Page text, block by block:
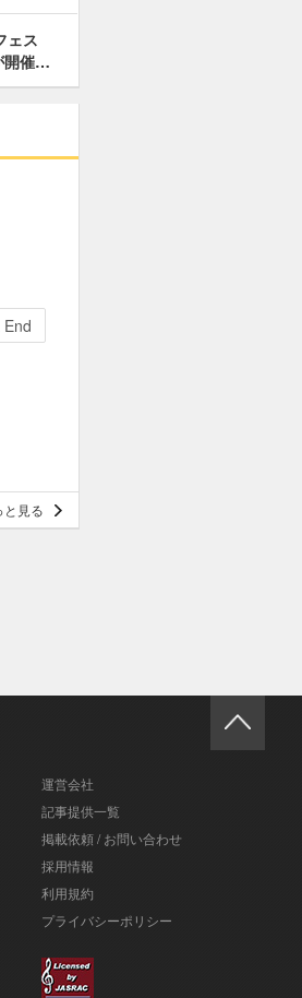
ェス
開催…
と見る
運営会社
記事提供一覧
掲載依頼 / お問い合わせ
採用情報
利用規約
プライバシーポリシー